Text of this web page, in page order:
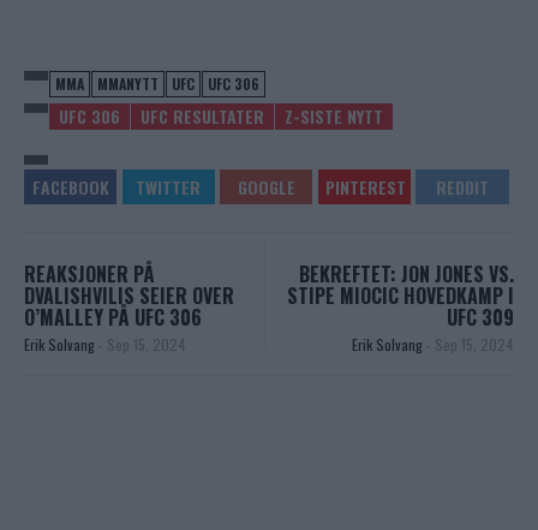
MMA MMANYTT UFC UFC 306
UFC 306 UFC RESULTATER Z-SISTE NYTT
REAKSJONER PÅ
DVALISHVILIS SEIER OVER
O’MALLEY PÅ UFC 306
Erik Solvang - Sep 15, 2024
BEKREFTET: JON JONES VS.
STIPE MIOCIC HOVEDKAMP I
UFC 309
Erik Solvang - Sep 15, 2024